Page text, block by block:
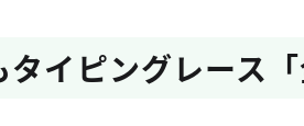
イピングレース「